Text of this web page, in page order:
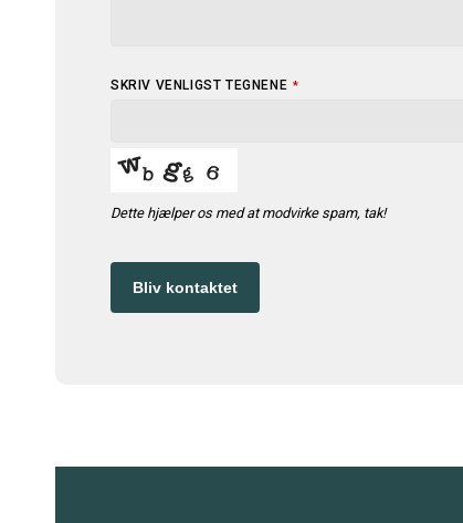
SKRIV VENLIGST TEGNENE *
Dette hjælper os med at modvirke spam, tak!
Bliv kontaktet